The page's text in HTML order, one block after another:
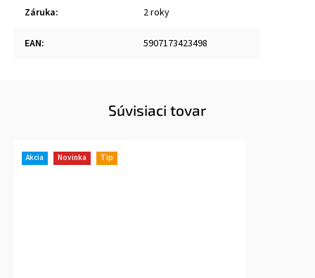
Záruka: 2 roky
EAN: 5907173423498
Súvisiaci tovar
Akcia Novinka Tip